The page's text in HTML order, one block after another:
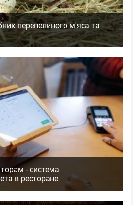
перепелиного м'яса та
- система
в ресторане